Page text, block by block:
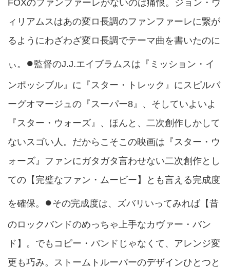
FOXのファンファーレがないのは痛恨。ジョン・ウ
ィリアムスはあの変ロ長調のファンファーレに繋が
るようにわざわざ変ロ長調でテーマ曲を書いたのに
ぃ。 ●監督のJ.J.エイブラムスは『ミッション・イ
ンポッシブル』に『スター・トレック』にスピルバ
ーグオマージュの『スーパー8』、そしていよいよ
『スター・ウォーズ』、ほんと、二次創作しかして
ないスゴい人。だからこそこの映画は『スター・ウ
ォーズ』ファンにガタガタ言わせない二次創作とし
ての【完璧なファン・ムービー】とも言える完成度
を確保。 ●その完成度は、ズバリいってみれば【昔
のロックバンドのめっちゃ上手なカヴァー・バン
ド】。でもコピー・バンドじゃなくて、アレンジ変
更も巧み。ストームトルーパーのデザインひとつと